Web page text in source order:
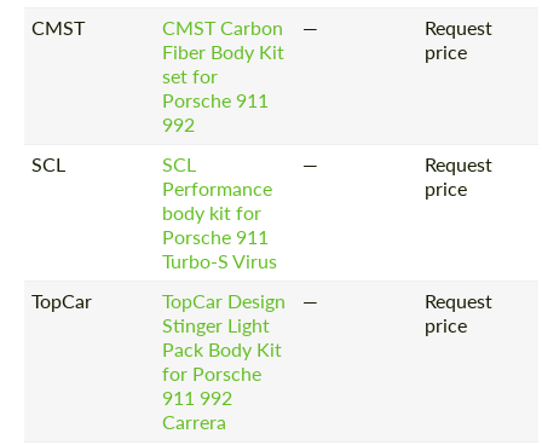
CMST
CMST Carbon
Fiber Body Kit
set for
Porsche 911
992
—
Request
price
SCL
SCL
Performance
body kit for
Porsche 911
Turbo-S Virus
—
Request
price
TopCar
TopCar Design
Stinger Light
Pack Body Kit
for Porsche
911 992
Carrera
—
Request
price